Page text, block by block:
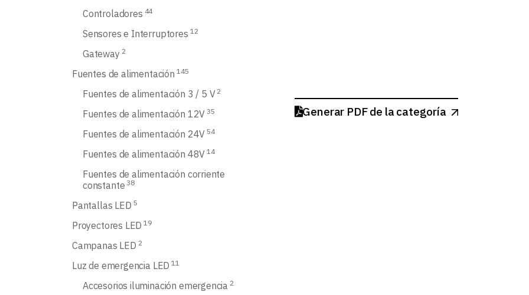
Generar PDF de la categoría
Controladores 44
Sensores e Interruptores 12
Gateway 2
Fuentes de alimentación 145
Fuentes de alimentación 3 / 5 V 2
Fuentes de alimentación 12V 35
Fuentes de alimentación 24V 54
Fuentes de alimentación 48V 14
Fuentes de alimentación corriente
constante 38
Pantallas LED 5
Proyectores LED 19
Campanas LED 2
Luz de emergencia LED 11
Accesorios iluminación emergencia 2